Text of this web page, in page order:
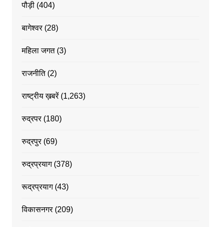
पौड़ी(404)
बागेश्वर(28)
महिला जगत(3)
राजनीति(2)
राष्ट्रीय ख़बरें(1,263)
रुद्रपर(180)
रुद्रपुर(69)
रुद्रप्रयाग(378)
रूद्रप्रयाग(43)
विकासनगर(209)